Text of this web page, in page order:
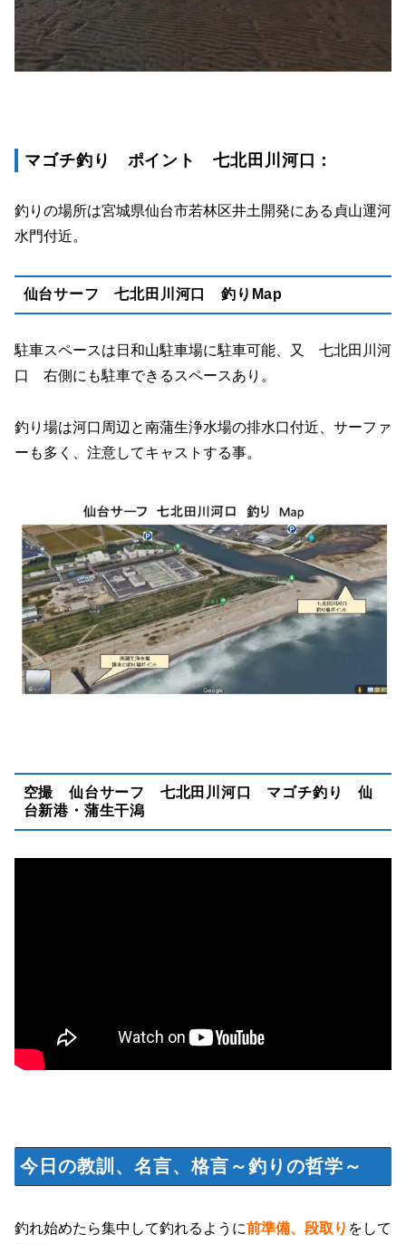
マゴチ釣り ポイント 七北田川河口：
釣りの場所は宮城県仙台市若林区井土開発にある貞山運河
水門付近。
仙台サーフ 七北田川河口 釣りMap
駐車スペースは日和山駐車場に駐車可能、又 七北田川河
口 右側にも駐車できるスペースあり。
釣り場は河口周辺と南蒲生浄水場の排水口付近、サーファ
ーも多く、注意してキャストする事。
空撮 仙台サーフ 七北田川河口 マゴチ釣り 仙
台新港・蒲生干潟
今日の教訓、名言、格言～釣りの哲学～
釣れ始めたら集中して釣れるように前準備、段取り をして